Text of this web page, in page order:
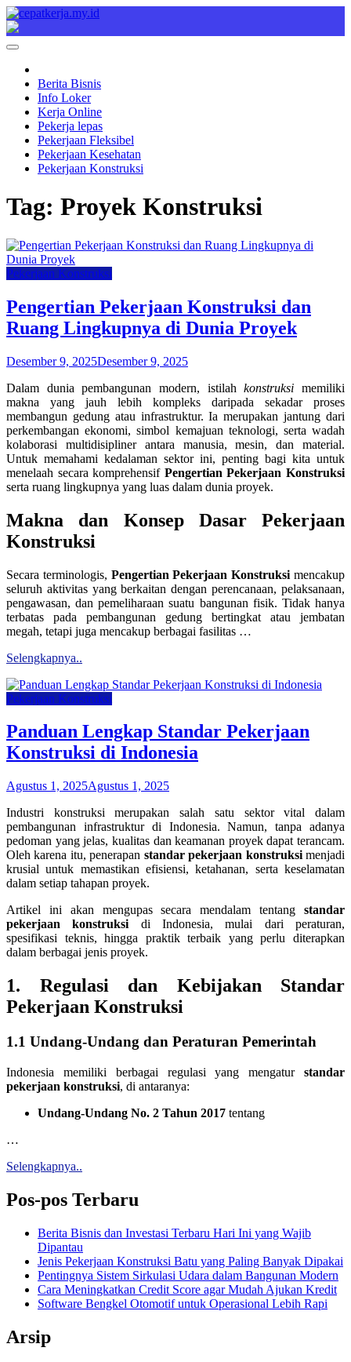
Skip
to
content
Cepat Kerja
Berita Bisnis
Berita Bisnis
Info Loker
Kerja Online
Pekerja lepas
Pekerjaan Fleksibel
Pekerjaan Kesehatan
Pekerjaan Konstruksi
Tag: Proyek Konstruksi
Pekerjaan Konstruksi
Pengertian Pekerjaan Konstruksi dan
Ruang Lingkupnya di Dunia Proyek
Desember 9, 2025Desember 9, 2025
Dalam dunia pembangunan modern, istilahkonstruksi memiliki
makna yang jauh lebih kompleks daripada sekadar proses
membangun gedung atau infrastruktur. Ia merupakan jantung dari
perkembangan ekonomi, simbol kemajuan teknologi, serta wadah
kolaborasi multidisipliner antara manusia, mesin, dan material.
Untuk memahami kedalaman sektor ini, penting bagi kita untuk
menelaah secara komprehensif Pengertian Pekerjaan Konstruksi
serta ruang lingkupnya yang luas dalam dunia proyek.
Makna dan Konsep Dasar Pekerjaan
Konstruksi
Secara terminologis, Pengertian Pekerjaan Konstruksi mencakup
seluruh aktivitas yang berkaitan dengan perencanaan, pelaksanaan,
pengawasan, dan pemeliharaan suatu bangunan fisik. Tidak hanya
terbatas pada pembangunan gedung bertingkat atau jembatan
megah, tetapi juga mencakup berbagai fasilitas …
Selengkapnya..
Pekerjaan Konstruksi
Panduan Lengkap Standar Pekerjaan
Konstruksi di Indonesia
Agustus 1, 2025Agustus 1, 2025
Industri konstruksi merupakan salah satu sektor vital dalam
pembangunan infrastruktur di Indonesia. Namun, tanpa adanya
pedoman yang jelas, kualitas dan keamanan proyek dapat terancam.
Oleh karena itu, penerapan standar pekerjaan konstruksimenjadi
krusial untuk memastikan efisiensi, ketahanan, serta keselamatan
dalam setiap tahapan proyek.
Artikel ini akan mengupas secara mendalam tentang standar
pekerjaan konstruksi di Indonesia, mulai dari peraturan,
spesifikasi teknis, hingga praktik terbaik yang perlu diterapkan
dalam berbagai jenis proyek.
1. Regulasi dan Kebijakan Standar
Pekerjaan Konstruksi
1.1 Undang-Undang dan Peraturan Pemerintah
Indonesia memiliki berbagai regulasi yang mengatur standar
pekerjaan konstruksi, di antaranya:
Undang-Undang No. 2 Tahun 2017 tentang
…
Selengkapnya..
Pos-pos Terbaru
Berita Bisnis dan Investasi Terbaru Hari Ini yang Wajib
Dipantau
Jenis Pekerjaan Konstruksi Batu yang Paling Banyak Dipakai
Pentingnya Sistem Sirkulasi Udara dalam Bangunan Modern
Cara Meningkatkan Credit Score agar Mudah Ajukan Kredit
Software Bengkel Otomotif untuk Operasional Lebih Rapi
Arsip